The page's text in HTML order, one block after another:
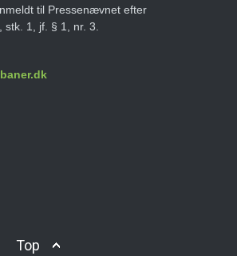
til Pressenævnet efter
1, jf. § 1, nr. 3.
Top